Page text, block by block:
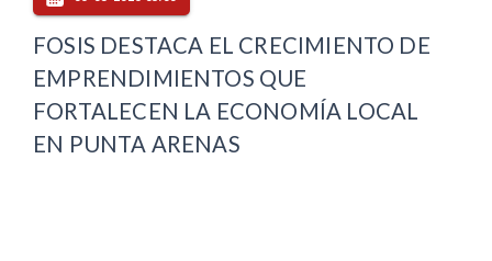
FOSIS DESTACA EL CRECIMIENTO DE
EMPRENDIMIENTOS QUE
FORTALECEN LA ECONOMÍA LOCAL
EN PUNTA ARENAS